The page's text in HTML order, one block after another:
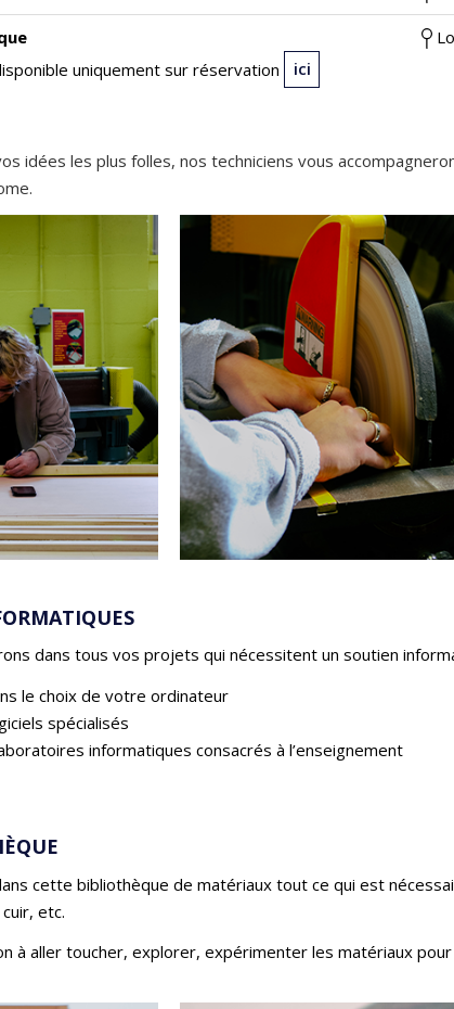
uniquement sur réservation
ici
idées les plus folles, nos techniciens vous
dans tous vos projets qui nécessitent un soutien
le choix de votre ordinateur
spécialisés
informatiques consacrés à l’enseignement
cette bibliothèque de matériaux tout ce qui est
etc.
à aller toucher, explorer, expérimenter les matériaux